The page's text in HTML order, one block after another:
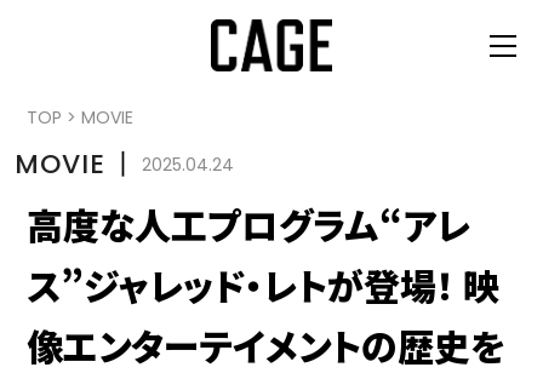
TOP > MOVIE
MOVIE 丨 2025.04.24
高度な人工プログラム“アレ
ス”ジャレッド・レトが登場！ 映
像エンターテイメントの歴史を